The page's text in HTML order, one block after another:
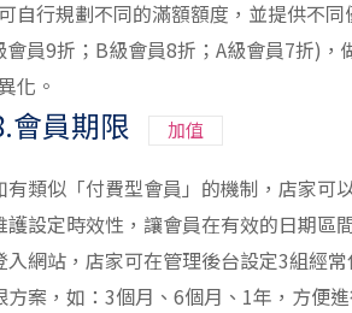
自行規劃不同的滿額額度，並提供不同
會員9折；B級會員8折；A級會員7折)，
化。
會員期限 加值
有類似「付費型會員」的機制，店家可
護設定時效性，讓會員在有效的日期區
入網站，店家可在管理後台設定3組經
方案，如：3個月、6個月、1年，方便進